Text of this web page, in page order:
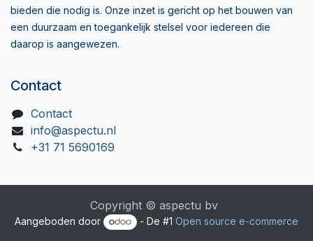
bieden die nodig is. Onze inzet is gericht op het bouwen van
een duurzaam en toegankelijk stelsel voor iedereen die
daarop is aangewezen.
Contact
Contact
info@aspectu.nl
+31 71 5690169
Copyright © aspectu bv
Aangeboden door - De #1Open source e-commerce